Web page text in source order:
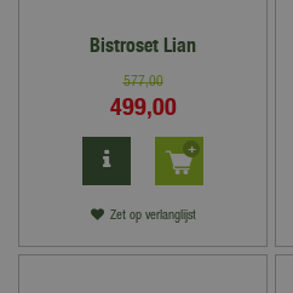
Bistroset Lian
577,00
499,00
Zet op verlanglijst